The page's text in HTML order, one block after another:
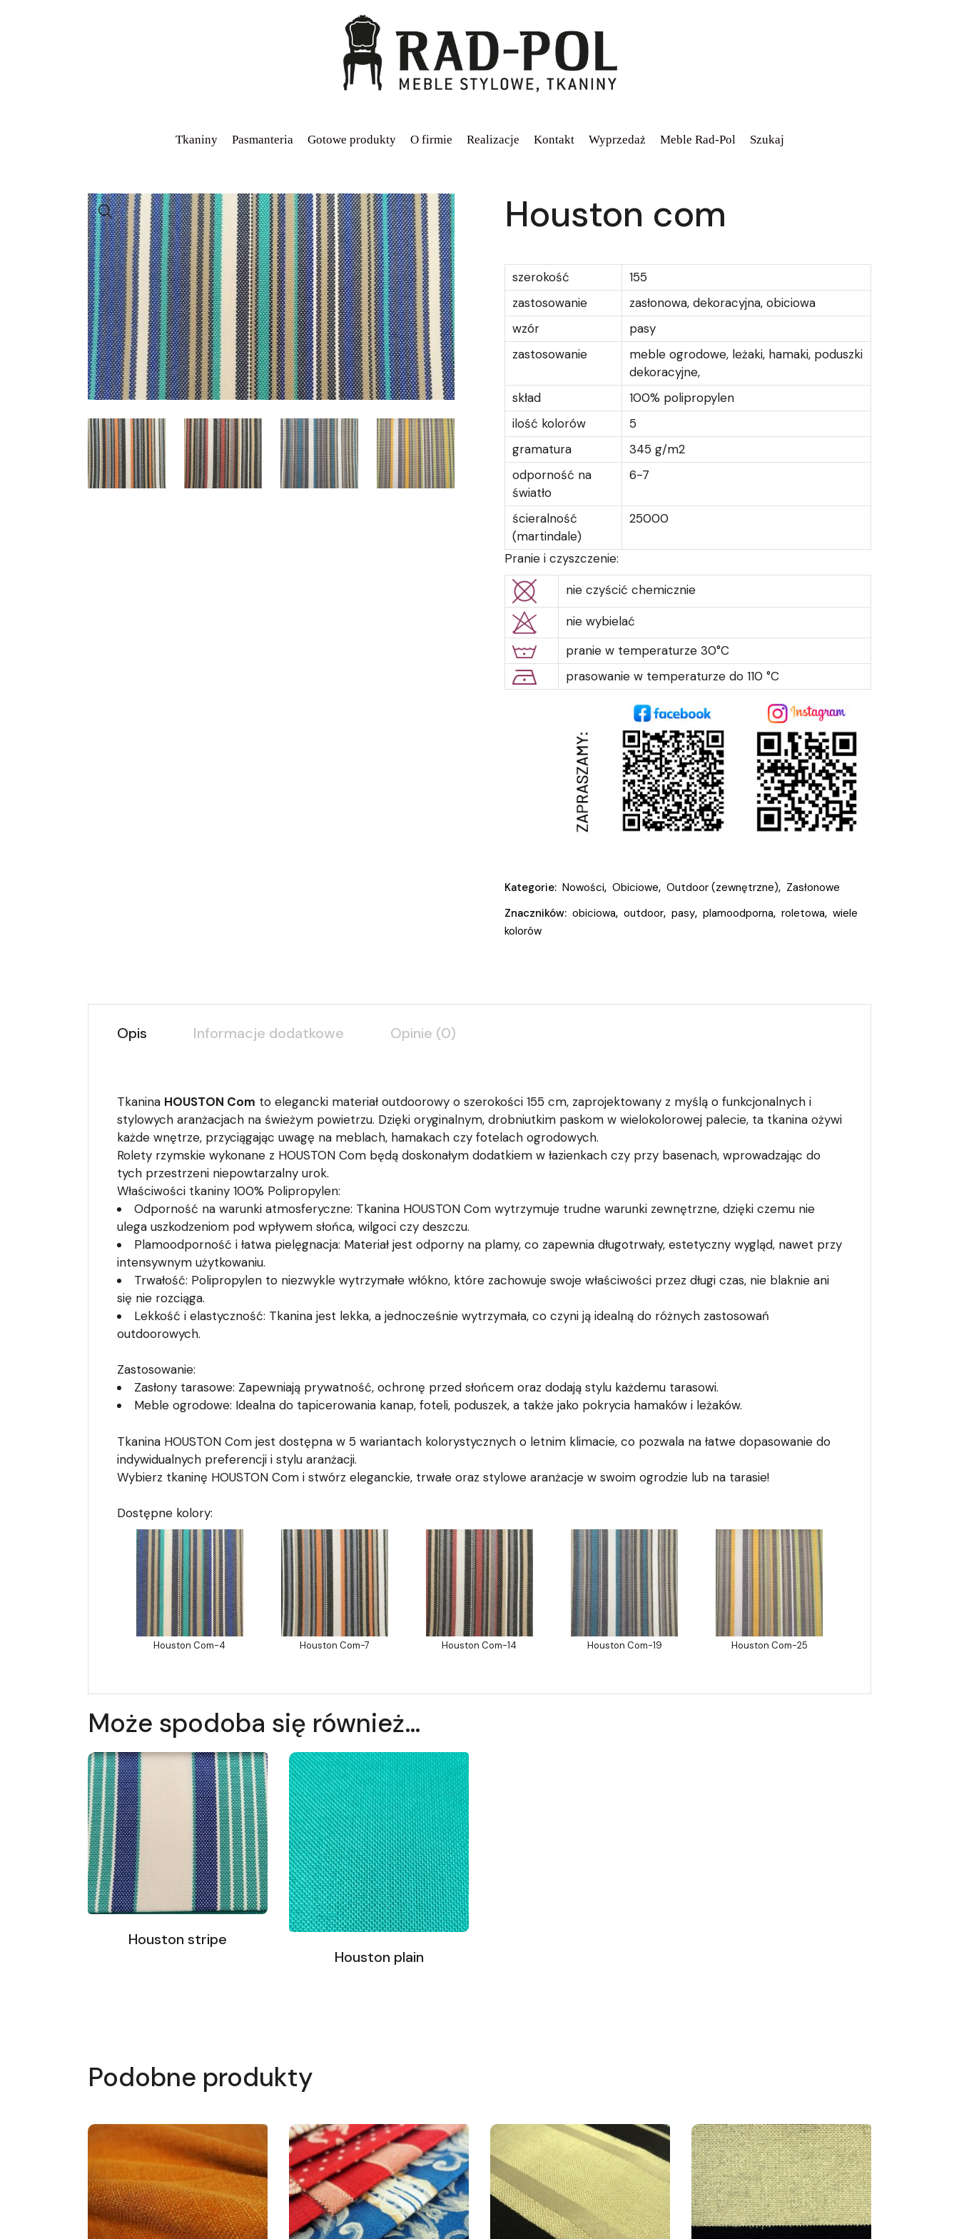
Tkaniny Pasmanteria Gotowe produkty O firmie Realizacje Kontakt Wyprzedaż Meble Rad-Pol Szukaj
Houston com
szerokość
155
zastosowanie
zasłonowa, dekoracyjna, obiciowa
wzór
pasy
zastosowanie
meble ogrodowe, leżaki, hamaki, poduszki
dekoracyjne,
skład
100% polipropylen
ilość kolorów
5
gramatura
345 g/m2
odporność na
światło
6-7
ścieralność
(martindale)
25000
Pranie i czyszczenie:
nie czyścić chemicznie
nie wybielać
pranie w temperaturze 30°C
prasowanie w temperaturze do 110 °C
Kategorie: Nowości, Obiciowe, Outdoor (zewnętrzne), Zasłonowe
Znaczników: obiciowa, outdoor, pasy, plamoodporna, roletowa, wiele
kolorów
Opis Informacje dodatkowe Opinie (0)
Tkanina HOUSTON Com to elegancki materiał outdoorowy o szerokości 155 cm, zaprojektowany z myślą o funkcjonalnych i
stylowych aranżacjach na świeżym powietrzu. Dzięki oryginalnym, drobniutkim paskom w wielokolorowej palecie, ta tkanina ożywi
każde wnętrze, przyciągając uwagę na meblach, hamakach czy fotelach ogrodowych.
Rolety rzymskie wykonane z HOUSTON Com będą doskonałym dodatkiem w łazienkach czy przy basenach, wprowadzając do
tych przestrzeni niepowtarzalny urok.
Właściwości tkaniny 100% Polipropylen:
Odporność na warunki atmosferyczne: Tkanina HOUSTON Com wytrzymuje trudne warunki zewnętrzne, dzięki czemu nie
ulega uszkodzeniom pod wpływem słońca, wilgoci czy deszczu.
Plamoodporność i łatwa pielęgnacja: Materiał jest odporny na plamy, co zapewnia długotrwały, estetyczny wygląd, nawet przy
intensywnym użytkowaniu.
Trwałość: Polipropylen to niezwykle wytrzymałe włókno, które zachowuje swoje właściwości przez długi czas, nie blaknie ani
się nie rozciąga.
Lekkość i elastyczność: Tkanina jest lekka, a jednocześnie wytrzymała, co czyni ją idealną do różnych zastosowań
outdoorowych.
Zastosowanie:
Zasłony tarasowe: Zapewniają prywatność, ochronę przed słońcem oraz dodają stylu każdemu tarasowi.
Meble ogrodowe: Idealna do tapicerowania kanap, foteli, poduszek, a także jako pokrycia hamaków i leżaków.
Tkanina HOUSTON Com jest dostępna w 5 wariantach kolorystycznych o letnim klimacie, co pozwala na łatwe dopasowanie do
indywidualnych preferencji i stylu aranżacji.
Wybierz tkaninę HOUSTON Com i stwórz eleganckie, trwałe oraz stylowe aranżacje w swoim ogrodzie lub na tarasie!
Dostępne kolory:
Houston Com-4 Houston Com-7 Houston Com-14 Houston Com-19 Houston Com-25
Może spodoba się również…
Houston stripe
Houston plain
Podobne produkty